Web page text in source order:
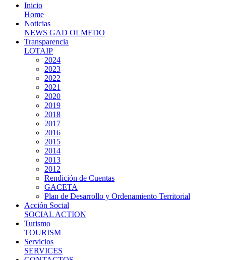
Inicio
Home
Noticias
NEWS GAD OLMEDO
Transparencia
LOTAIP
2024
2023
2022
2021
2020
2019
2018
2017
2016
2015
2014
2013
2012
Rendición de Cuentas
GACETA
Plan de Desarrollo y Ordenamiento Territorial
Acción Social
SOCIAL ACTION
Turismo
TOURISM
Servicios
SERVICES